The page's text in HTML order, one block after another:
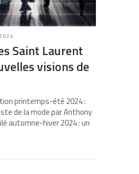
Saint Laurent
visions de
printemps-été 2024 :
de la mode par Anthony
automne-hiver 2024 : un